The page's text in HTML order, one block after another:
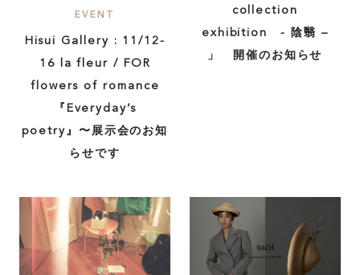
EVENT
Hisui Gallery : 11/12-
16 la fleur / FOR
flowers of romance
『Everyday’s
poetry』〜展示会のお知
らせです
collection
exhibition - 陰翳 –
」 開催のお知らせ